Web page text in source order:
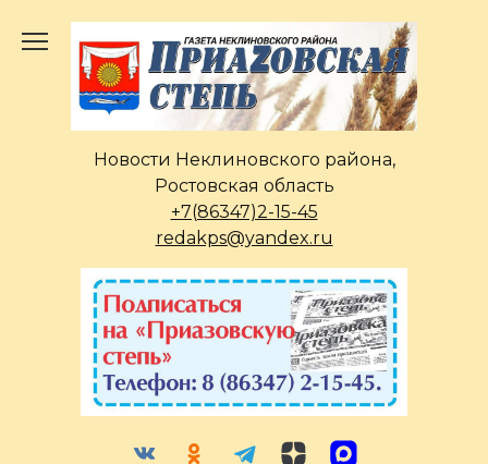
содержанию
Новости Неклиновского района,
Ростовская область
+7(86347)2-15-45
redakps@yandex.ru